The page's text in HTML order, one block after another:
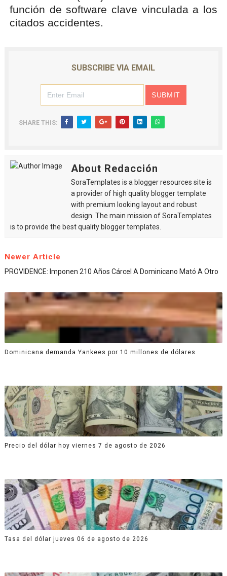
función de software clave vinculada a los
citados accidentes.
SUBSCRIBE VIA EMAIL
SHARE THIS:
About Redacción
SoraTemplates is a blogger resources site is
a provider of high quality blogger template
with premium looking layout and robust
design. The main mission of SoraTemplates
is to provide the best quality blogger templates.
Newer Article
PROVIDENCE: Imponen 210 Años Cárcel A Dominicano Mató A Otro
Dominicana demanda Yankees por 10 millones de dólares
Precio del dólar hoy viernes 7 de agosto de 2026
Tasa del dólar jueves 06 de agosto de 2026